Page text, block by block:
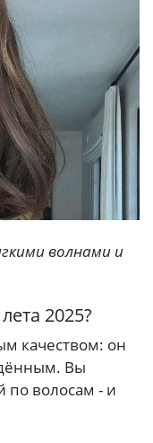
волнами и
2025?
качеством: он
Вы
по волосам - и